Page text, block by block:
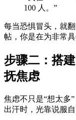
100 人。”
每当恐惧冒头，就
帖，你是在为非常具
步骤二：搭
抚焦虑
焦虑不只是“想太多
出汗时，光靠说服